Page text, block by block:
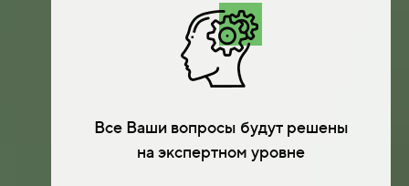
Все Ваши вопросы будут решены
на экспертном уровне